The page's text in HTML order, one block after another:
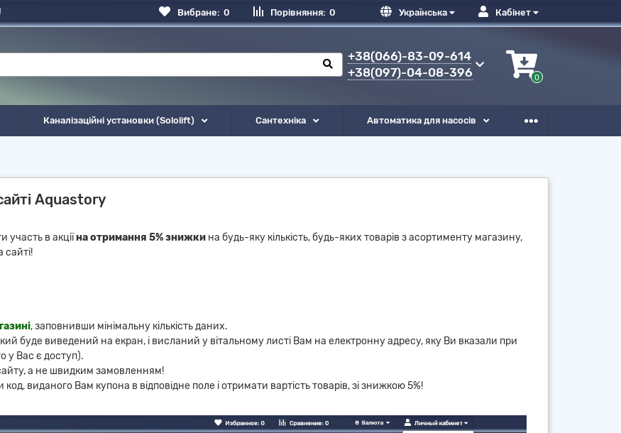
Кабінет
Українська
Порівняння: 0
Вибране: 0
+38(066)-83-09-614
+38(097)-04-08-396
0
Каналізаційні установки (Sololift) Сантехніка Автоматика для насосів
Aquastory
в акціїна отримання 5% знижки на будь-яку кількість, будь-яких товарів з асортименту магазину,
сайті!
, заповнивши мінімальну кількість даних.
буде виведений на екран, і висланий у вітальному листі Вам на електронну адресу, яку Ви вказали при
у Вас є доступ).
а не швидким замовленням!
виданого Вам купона в відповідне поле і отримати вартість товарів, зі знижкою 5%!